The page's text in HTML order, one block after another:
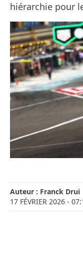
hiérarchie pour
Auteur : Franck Drui
17 FÉVRIER 2026 -